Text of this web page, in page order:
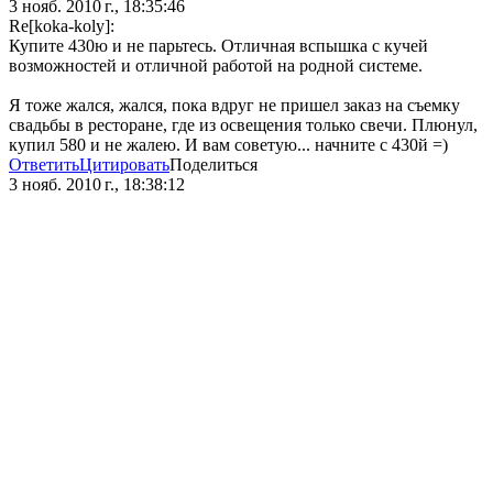
3 нояб. 2010 г., 18:35:46
Re[koka-koly]:
Купите 430ю и не парьтесь. Отличная вспышка с кучей
возможностей и отличной работой на родной системе.
Я тоже жался, жался, пока вдруг не пришел заказ на съемку
свадьбы в ресторане, где из освещения только свечи. Плюнул,
купил 580 и не жалею. И вам советую... начните с 430й =)
ОтветитьЦитироватьПоделиться
3 нояб. 2010 г., 18:38:12